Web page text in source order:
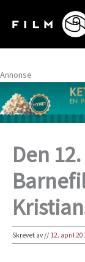
rett
innholdet
Annonse
Den 12.
Skrevet av// 12. april